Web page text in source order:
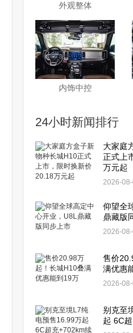
外观整体
内饰中控
24小时新闻排行
大家庭
正式上
万元起
2026-
仰望全
鼎藏版
2026-
售价
满优惠
2026-
别克至
起 6C